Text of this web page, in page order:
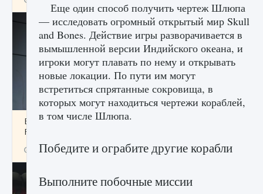
Все новые функции в режиме карьеры EA
FC 25
9 августа 2024 2 096 0 2
Еще один способ получить чертеж Шлюпа
— исследовать огромный открытый мир Skull
and Bones. Действие игры разворачивается в
вымышленной версии Индийского океана, и
игроки могут плавать по нему и открывать
новые локации. По пути им могут
встретиться спрятанные сокровища, в
которых могут находиться чертежи кораблей,
в том числе Шлюпа.
Победите и ограбите другие корабли
Выполните побочные миссии